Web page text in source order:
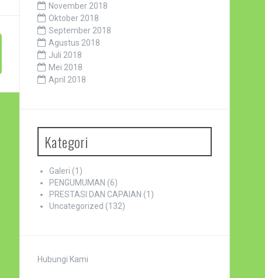
November 2018
Oktober 2018
September 2018
Agustus 2018
Juli 2018
Mei 2018
April 2018
Kategori
Galeri (1)
PENGUMUMAN (6)
PRESTASI DAN CAPAIAN (1)
Uncategorized (132)
Hubungi Kami